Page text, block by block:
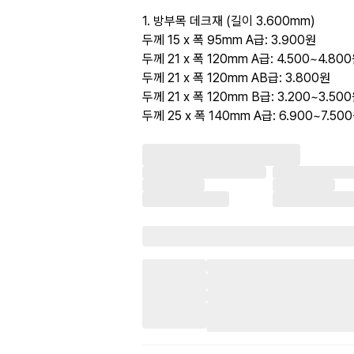
1. 방부목 데크재 (길이 3.600mm)
두께 15 x 폭 95mm A급: 3.900원
두께 21 x 폭 120mm A급: 4.500~4.800
두께 21 x 폭 120mm AB급: 3.800원
두께 21 x 폭 120mm B급: 3.200~3.500
두께 25 x 폭 140mm A급: 6.900~7.500